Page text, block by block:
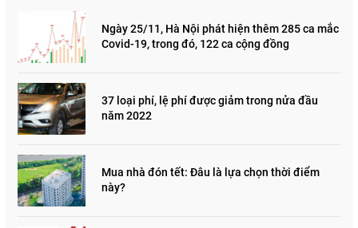
Ngày 25/11, Hà Nội phát hiện thêm 285 ca mắc
Covid-19, trong đó, 122 ca cộng đồng
37 loại phí, lệ phí được giảm trong nửa đầu
năm 2022
Mua nhà đón tết: Đâu là lựa chọn thời điểm
này?